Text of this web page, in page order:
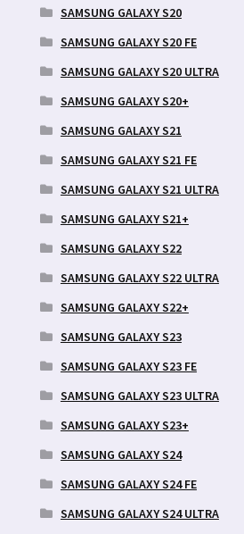
SAMSUNG GALAXY S20
SAMSUNG GALAXY S20 FE
SAMSUNG GALAXY S20 ULTRA
SAMSUNG GALAXY S20+
SAMSUNG GALAXY S21
SAMSUNG GALAXY S21 FE
SAMSUNG GALAXY S21 ULTRA
SAMSUNG GALAXY S21+
SAMSUNG GALAXY S22
SAMSUNG GALAXY S22 ULTRA
SAMSUNG GALAXY S22+
SAMSUNG GALAXY S23
SAMSUNG GALAXY S23 FE
SAMSUNG GALAXY S23 ULTRA
SAMSUNG GALAXY S23+
SAMSUNG GALAXY S24
SAMSUNG GALAXY S24 FE
SAMSUNG GALAXY S24 ULTRA